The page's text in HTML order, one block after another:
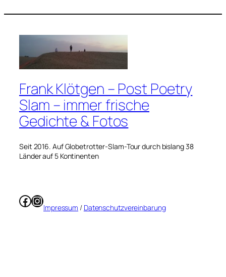
Frank Klötgen – Post Poetry
Slam – immer frische
Gedichte & Fotos
Seit 2016. Auf Globetrotter-Slam-Tour durch bislang 38
Länder auf 5 Kontinenten
Facebook
Instagram
Impressum / Datenschutzvereinbarung